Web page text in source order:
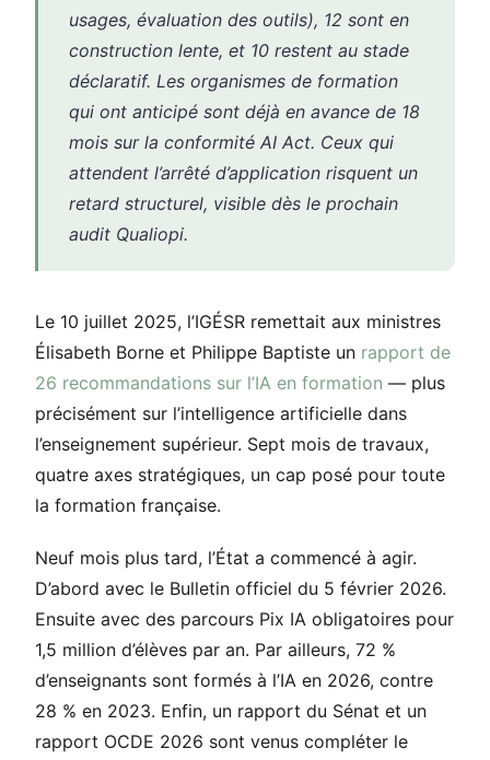
usages, évaluation des outils), 12 sont en
construction lente, et 10 restent au stade
déclaratif. Les organismes de formation
qui ont anticipé sont déjà en avance de 18
mois sur la conformité AI Act. Ceux qui
attendent l’arrêté d’application risquent un
retard structurel, visible dès le prochain
audit Qualiopi.
Le 10 juillet 2025, l’IGÉSR remettait aux ministres
Élisabeth Borne et Philippe Baptiste un rapport de
26 recommandations sur l’IA en formation — plus
précisément sur l’intelligence artificielle dans
l’enseignement supérieur. Sept mois de travaux,
quatre axes stratégiques, un cap posé pour toute
la formation française.
Neuf mois plus tard, l’État a commencé à agir.
D’abord avec le Bulletin officiel du 5 février 2026.
Ensuite avec des parcours Pix IA obligatoires pour
1,5 million d’élèves par an. Par ailleurs, 72 %
d’enseignants sont formés à l’IA en 2026, contre
28 % en 2023. Enfin, un rapport du Sénat et un
rapport OCDE 2026 sont venus compléter le